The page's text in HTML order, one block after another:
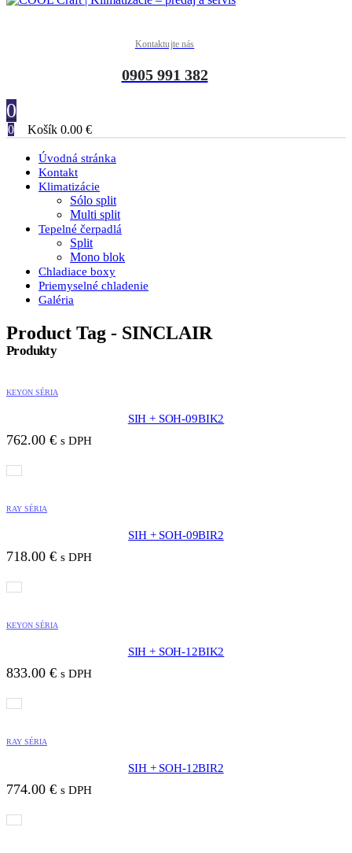
Kontaktujte nás
0905 991 382
0
0 Košík 0.00 €
Úvodná stránka
Kontakt
Klimatizácie
Sólo split
Multi split
Tepelné čerpadlá
Split
Mono blok
Chladiace boxy
Priemyselné chladenie
Galéria
Product Tag - SINCLAIR
Produkty
KEYON SÉRIA
SIH + SOH-09BIK2
762.00 € s DPH
RAY SÉRIA
SIH + SOH-09BIR2
718.00 € s DPH
KEYON SÉRIA
SIH + SOH-12BIK2
833.00 € s DPH
RAY SÉRIA
SIH + SOH-12BIR2
774.00 € s DPH